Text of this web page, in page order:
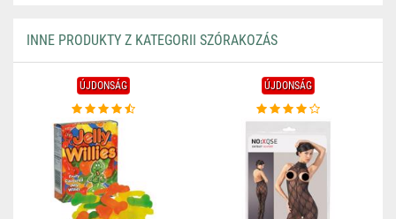
INNE PRODUKTY Z KATEGORII SZÓRAKOZÁS
ÚJDONSÁG ÚJDONSÁG